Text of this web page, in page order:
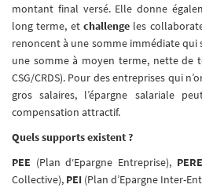
montant final versé. Elle donne
long terme, et challengeles
renoncent à une somme immédiate qui
une somme à moyen terme, nette de
CSG/CRDS). Pour des entreprises qui
gros salaires, l’épargne salariale
compensation attractif.
Quels supports existent ?
PEE (Plan d‘Epargne Entreprise),
Collective), PEI (Plan d’Epargne Inter-